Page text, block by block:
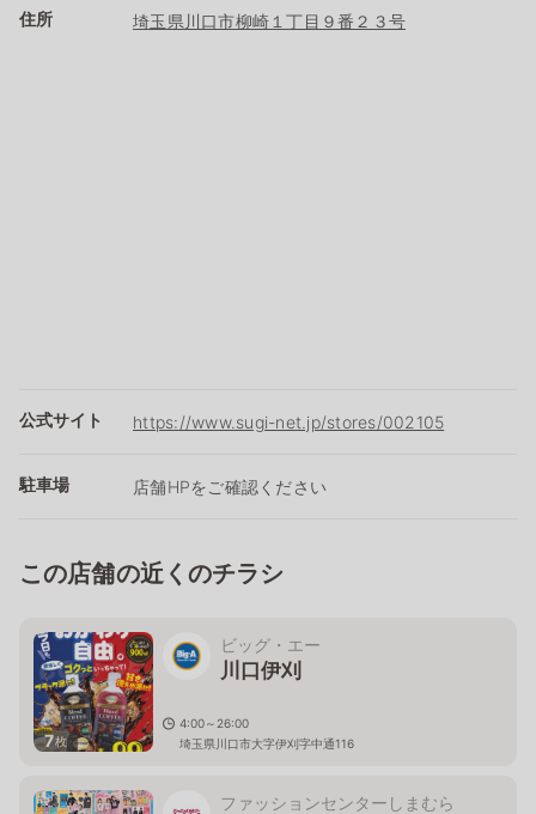
住所 埼玉県川口市柳崎１丁目９番２３号
公式サイト https://www.sugi-net.jp/stores/002105
駐車場 店舗HPをご確認ください
この店舗の近くのチラシ
7枚
ビッグ・エー
川口伊刈
4:00～26:00
埼玉県川口市大字伊刈字中通116
ファッションセンターしまむら